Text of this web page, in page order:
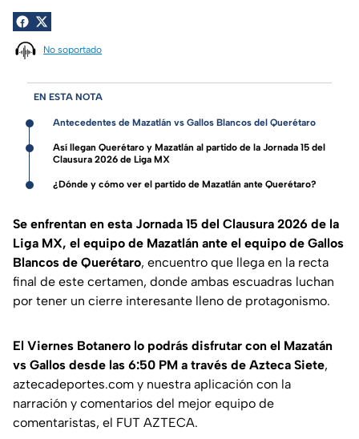
No soportado
EN ESTA NOTA
Antecedentes de Mazatlán vs Gallos Blancos del Querétaro
Así llegan Querétaro y Mazatlán al partido de la Jornada 15 del
Clausura 2026 de Liga MX
¿Dónde y cómo ver el partido de Mazatlán ante Querétaro?
Se enfrentan en esta Jornada 15 del Clausura 2026 de la
Liga MX, el equipo de Mazatlán ante el equipo de Gallos
Blancos de Querétaro, encuentro que llega en la recta
final de este certamen, donde ambas escuadras luchan
por tener un cierre interesante lleno de protagonismo.
El Viernes Botanero lo podrás disfrutar con el Mazatán
vs Gallos desde las 6:50 PM a través de Azteca Siete,
aztecadeportes.com y nuestra aplicación con la
narración y comentarios del mejor equipo de
comentaristas, el FUT AZTECA.